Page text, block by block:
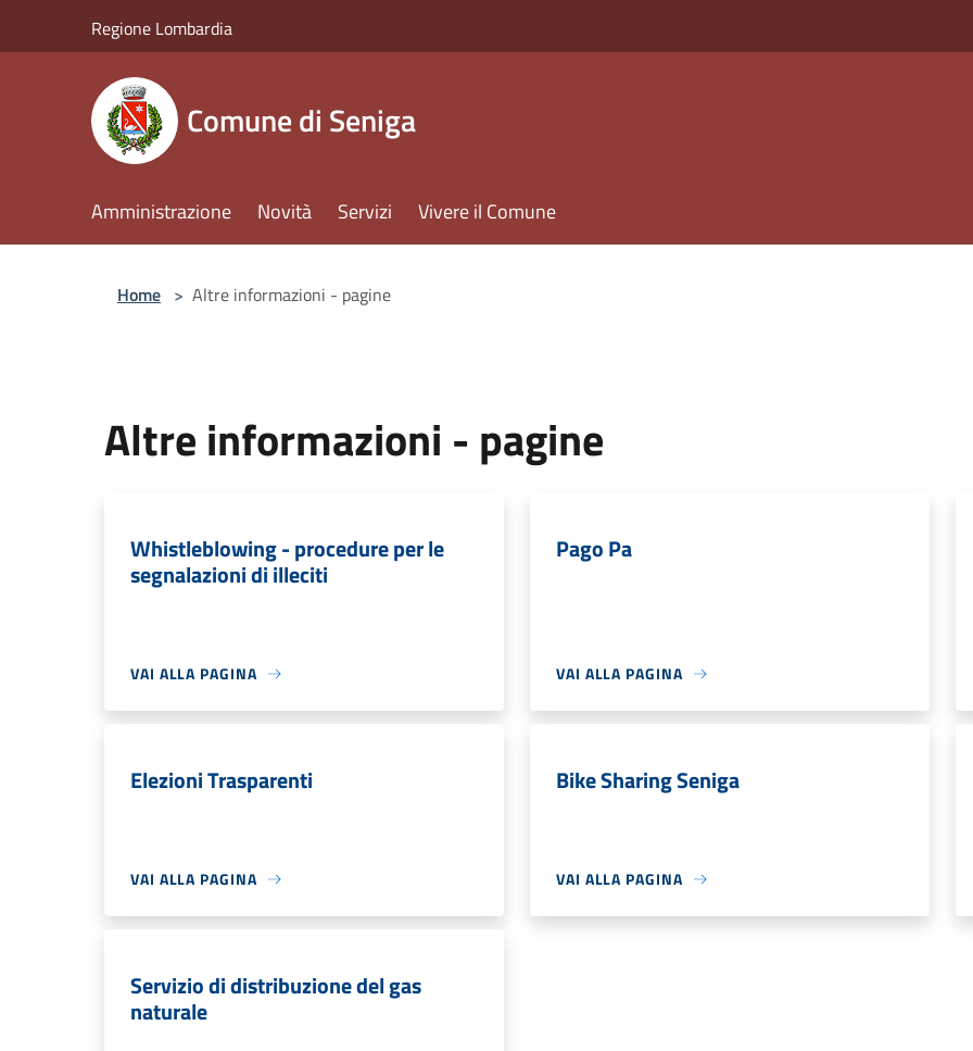
Regione Lombardia
Comune di Seniga
Amministrazione Novità Servizi Vivere il Comune
Home > Altre informazioni - pagine
Altre informazioni - pagine
Whistleblowing - procedure per le
segnalazioni di illeciti
VAI ALLA PAGINA
Pago Pa
VAI ALLA PAGINA
Elezioni Trasparenti
VAI ALLA PAGINA
Bike Sharing Seniga
VAI ALLA PAGINA
Servizio di distribuzione del gas
naturale